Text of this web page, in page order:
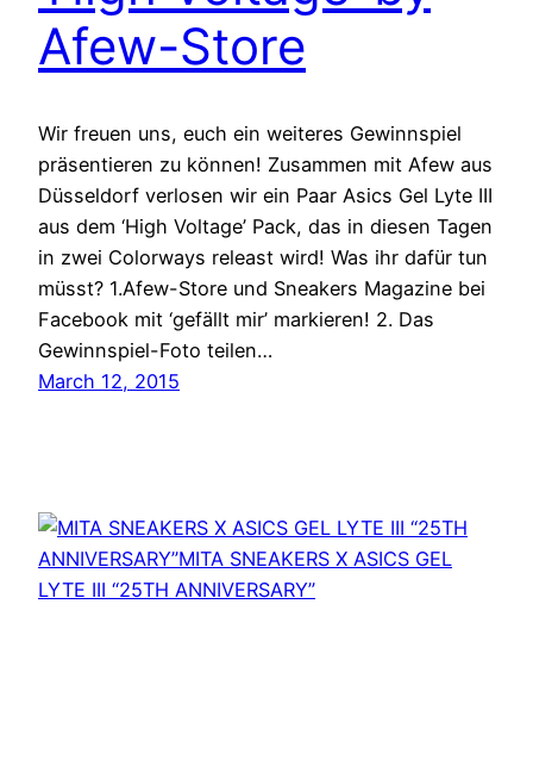
Afew-Store
Wir freuen uns, euch ein weiteres Gewinnspiel
präsentieren zu können! Zusammen mit Afew aus
Düsseldorf verlosen wir ein Paar Asics Gel Lyte III
aus dem ‘High Voltage’ Pack, das in diesen Tagen
in zwei Colorways releast wird! Was ihr dafür tun
müsst? 1.Afew-Store und Sneakers Magazine bei
Facebook mit ‘gefällt mir’ markieren! 2. Das
Gewinnspiel-Foto teilen…
March 12, 2015